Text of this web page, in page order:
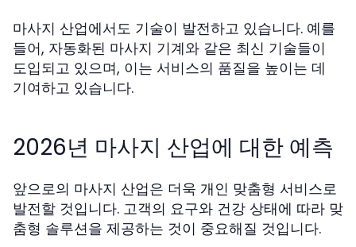
마사지 산업에서도 기술이 발전하고 있습니다. 예를
들어, 자동화된 마사지 기계와 같은 최신 기술들이
도입되고 있으며, 이는 서비스의 품질을 높이는 데
기여하고 있습니다.
2026년 마사지 산업에 대한 예측
앞으로의 마사지 산업은 더욱 개인 맞춤형 서비스로
발전할 것입니다. 고객의 요구와 건강 상태에 따라 맞
춤형 솔루션을 제공하는 것이 중요해질 것입니다.